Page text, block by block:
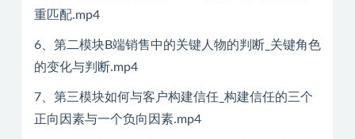
重匹配.mp4
6、第二模块B端销售中的关键人物的判断_关键角色
的变化与判断.mp4
7、第三模块如何与客户构建信任_构建信任的三个
正向因素与一个负向因素.mp4